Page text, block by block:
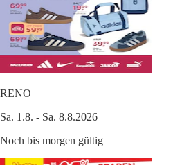
RENO
Sa. 1.8. - Sa. 8.8.2026
Noch bis morgen gültig